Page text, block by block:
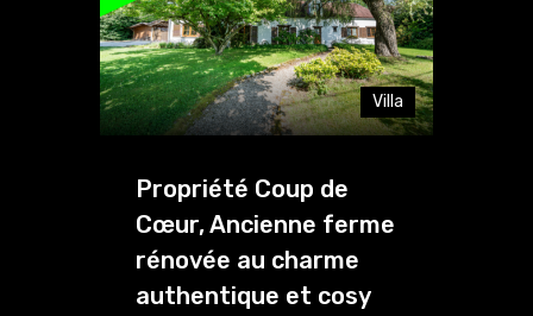
Villa
Propriété Coup de
Cœur, Ancienne ferme
rénovée au charme
authentique et cosy